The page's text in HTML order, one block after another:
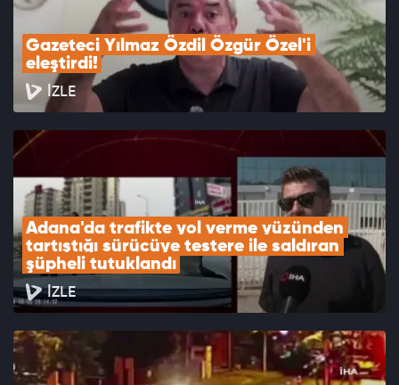
Gazeteci Yılmaz Özdil Özgür Özel'i
eleştirdi!
İZLE
Adana'da trafikte yol verme yüzünden
tartıştığı sürücüye testere ile saldıran
şüpheli tutuklandı
İZLE